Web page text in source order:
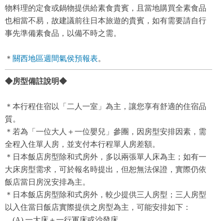
物料理的定食或鍋物提供給素食貴賓，且當地購買全素食品
也相當不易，故建議前往日本旅遊的貴賓，如有需要請自行
事先準備素食品，以備不時之需。
＊ 關西地區週間氣侯預報表。
◆房型備註說明◆
＊本行程住宿以「二人一室」為主，讓您享有舒適的住宿品
質。
＊若為「一位大人＋一位嬰兒」參團，因房型安排因素，需
全程入住單人房，並支付本行程單人房差額。
＊日本飯店房型除和式房外，多以兩張單人床為主；如有一
大床房型需求，可於報名時提出，但恕無法保證，實際仍依
飯店當日房況安排為主。
＊日本飯店房型除和式房外，較少提供三人房型；三人房型
以入住當日飯店實際提供之房型為主，可能安排如下：